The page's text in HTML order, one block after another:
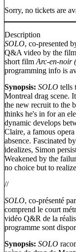
Sorry, no tickets are
Description
SOLO, co-presented
Q&A video by the
short film Arc-en-noir
programming info is
Synopsis: SOLO tells
Montreal drag scene.
the new recruit to the
thinks he's in for an
dynamic develops
Claire, a famous
absence. Fascinated
idealizes, Simon
Weakened by the
no choice but to
//
SOLO, co-présenté
comprend le court
vidéo Q&R de la
programme sont
Synopsis: SOLO